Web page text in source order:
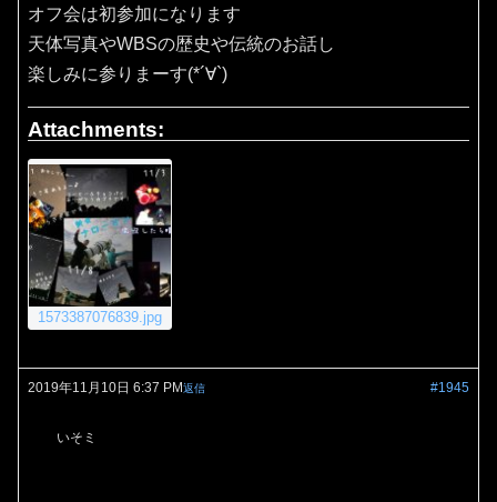
オフ会は初参加になります
天体写真やWBSの歴史や伝統のお話し
楽しみに参りまーす(*´∀`)
Attachments:
1573387076839.jpg
2019年11月10日 6:37 PM #1945
返信
いそミ